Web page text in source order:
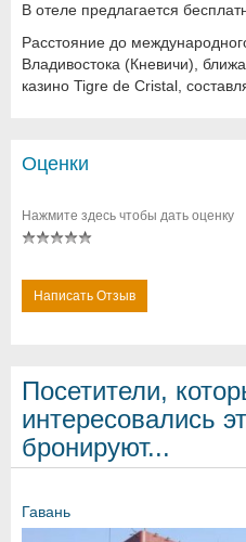
В отеле предлагается
Расстояние до
Владивостока (Кневичи),
казино Tigre de Cristal,
Оценки
Нажмите здесь чтобы дать оценку
Написать Отзыв
Посетители,
интересовались
бронируют...
Гавань